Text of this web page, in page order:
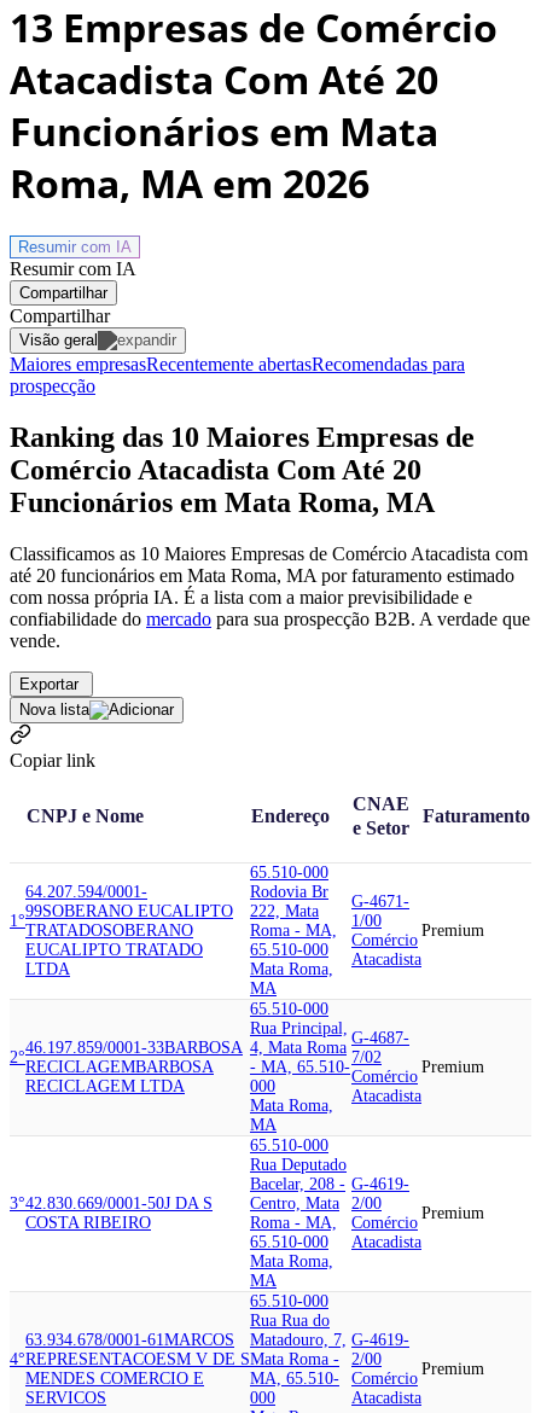
13 Empresas de Comércio
Atacadista Com Até 20
Funcionários em Mata
Roma, MA em 2026
Resumir com IA
Resumir com IA
Compartilhar
Compartilhar
Visão geral
Maiores empresasRecentemente abertasRecomendadas para
prospecção
Ranking das 10 Maiores Empresas de
Comércio Atacadista Com Até 20
Funcionários em Mata Roma, MA
Classificamos as 10 Maiores Empresas de Comércio Atacadista com
até 20 funcionários em Mata Roma, MA por faturamento estimado
com nossa própria IA. É a lista com a maior previsibilidade e
confiabilidade do mercado para sua prospecção B2B. A verdade que
vende.
Exportar
Nova lista
Copiar link
CNPJ e Nome Endereço
CNAE
e Setor
Faturamento
1°
64.207.594/0001-
99SOBERANO EUCALIPTO
TRATADOSOBERANO
EUCALIPTO TRATADO
LTDA
65.510-000
Rodovia Br
222, Mata
Roma - MA,
65.510-000
Mata Roma,
MA
G-4671-
1/00
Comércio
Atacadista
Premium
2°
46.197.859/0001-33BARBOSA
RECICLAGEMBARBOSA
RECICLAGEM LTDA
65.510-000
Rua Principal,
4, Mata Roma
- MA, 65.510-
000
Mata Roma,
MA
G-4687-
7/02
Comércio
Atacadista
Premium
3°42.830.669/0001-50J DA S
COSTA RIBEIRO
65.510-000
Rua Deputado
Bacelar, 208 -
Centro, Mata
Roma - MA,
65.510-000
Mata Roma,
MA
G-4619-
2/00
Comércio
Atacadista
Premium
4°
63.934.678/0001-61MARCOS
REPRESENTACOESM V DE S
MENDES COMERCIO E
SERVICOS
65.510-000
Rua Rua do
Matadouro, 7,
Mata Roma -
MA, 65.510-
000
G-4619-
2/00
Comércio
Atacadista
Premium